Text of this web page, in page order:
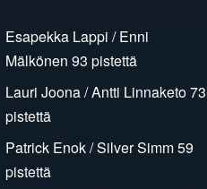
Esapekka Lappi / Enni
Mälkönen 93 pistettä
Lauri Joona / Antti Linnaketo 73
pistettä
Patrick Enok / Silver Simm 59
pistettä